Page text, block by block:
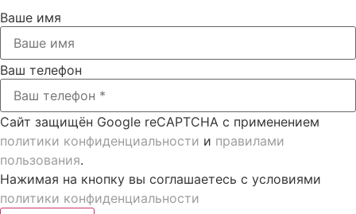
Ваше имя
Ваш телефон
Сайт защищён Google reCAPTCHA с применением
политики конфиденциальности и правилами
пользования.
Нажимая на кнопку вы соглашаетесь с условиями
политики конфиденциальности